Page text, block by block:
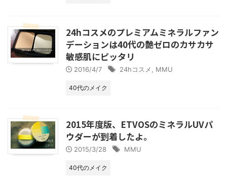
24hコスメのプレミアムミネラルファン
デーションは40代の艶ゼロのカサカサ
敏感肌にピッタリ
2016/4/7 24hコスメ MMU
40代のメイク
2015年度版、ETVOSのミネラルUVパ
ウダーが到着したよ。
2015/3/28 MMU
40代のメイク